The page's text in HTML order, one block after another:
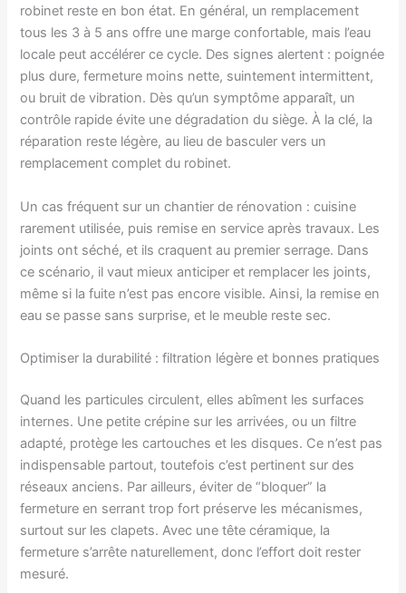
robinet reste en bon état. En général, un remplacement
tous les 3 à 5 ans offre une marge confortable, mais l’eau
locale peut accélérer ce cycle. Des signes alertent : poignée
plus dure, fermeture moins nette, suintement intermittent,
ou bruit de vibration. Dès qu’un symptôme apparaît, un
contrôle rapide évite une dégradation du siège. À la clé, la
réparation reste légère, au lieu de basculer vers un
remplacement complet du robinet.
Un cas fréquent sur un chantier de rénovation : cuisine
rarement utilisée, puis remise en service après travaux. Les
joints ont séché, et ils craquent au premier serrage. Dans
ce scénario, il vaut mieux anticiper et remplacer les joints,
même si la fuite n’est pas encore visible. Ainsi, la remise en
eau se passe sans surprise, et le meuble reste sec.
Optimiser la durabilité : filtration légère et bonnes pratiques
Quand les particules circulent, elles abîment les surfaces
internes. Une petite crépine sur les arrivées, ou un filtre
adapté, protège les cartouches et les disques. Ce n’est pas
indispensable partout, toutefois c’est pertinent sur des
réseaux anciens. Par ailleurs, éviter de “bloquer” la
fermeture en serrant trop fort préserve les mécanismes,
surtout sur les clapets. Avec une tête céramique, la
fermeture s’arrête naturellement, donc l’effort doit rester
mesuré.